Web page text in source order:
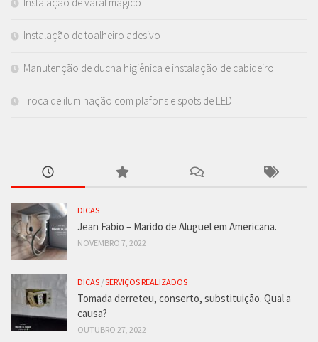
Instalação de toalheiro adesivo
Manutenção de ducha higiênica e instalação de cabideiro
Troca de iluminação com plafons e spots de LED
DICAS
Jean Fabio – Marido de Aluguel em Americana.
NOVEMBRO 7, 2022
DICAS /SERVIÇOS REALIZADOS
Tomada derreteu, conserto, substituição. Qual a
causa?
OUTUBRO 27, 2022